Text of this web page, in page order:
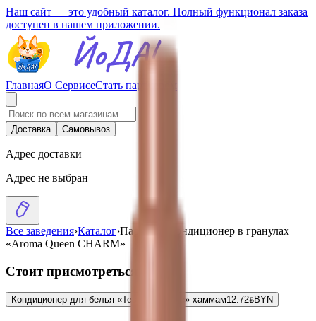
Наш сайт — это удобный каталог. Полный функционал заказа
доступен в нашем приложении.
ГлавнаяО СервисеСтать партнером
Доставка Самовывоз
Адрес доставки
Адрес не выбран
Все заведения›Каталог›Парфюм - кондиционер в гранулах
«Aroma Queen CHARM»
Стоит присмотреться
Кондиционер для белья «Tesori D'oriente» хаммам12.72BYNBYN